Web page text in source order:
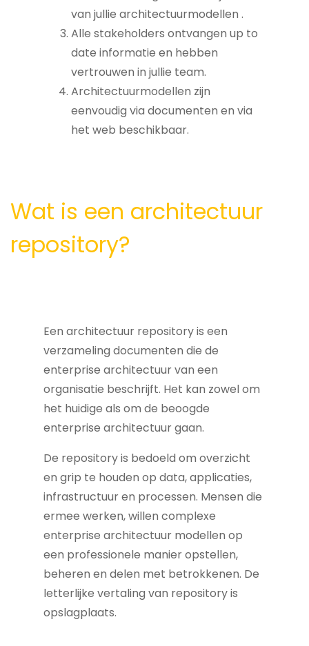
van jullie architectuurmodellen .
Alle stakeholders ontvangen up to
date informatie en hebben
vertrouwen in jullie team.
Architectuurmodellen zijn
eenvoudig via documenten en via
het web beschikbaar.
Wat is een architectuur
repository?
Een architectuur repository is een
verzameling documenten die de
enterprise architectuur van een
organisatie beschrijft. Het kan zowel om
het huidige als om de beoogde
enterprise architectuur gaan.
De repository is bedoeld om overzicht
en grip te houden op data, applicaties,
infrastructuur en processen. Mensen die
ermee werken, willen complexe
enterprise architectuur modellen op
een professionele manier opstellen,
beheren en delen met betrokkenen. De
letterlijke vertaling van repository is
opslagplaats.